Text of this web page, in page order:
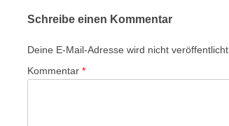
Schreibe einen Kommentar
Deine E-Mail-Adresse wird nicht veröffentlicht.
Kommentar *